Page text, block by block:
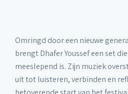
Omringd door een nieuwe
brengt Dhafer Youssef een set
meeslepend is. Zijn muziek
uit tot luisteren, verbinden en